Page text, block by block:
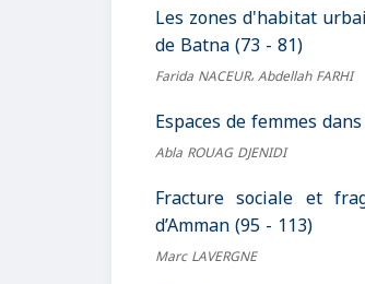
Les zones d'habitat
de Batna (73 - 81)
Farida NACEUR، Abdellah FARHI
Espaces de femmes
Abla ROUAG DJENIDI
Fracture sociale et
d’Amman (95 - 113)
Marc LAVERGNE